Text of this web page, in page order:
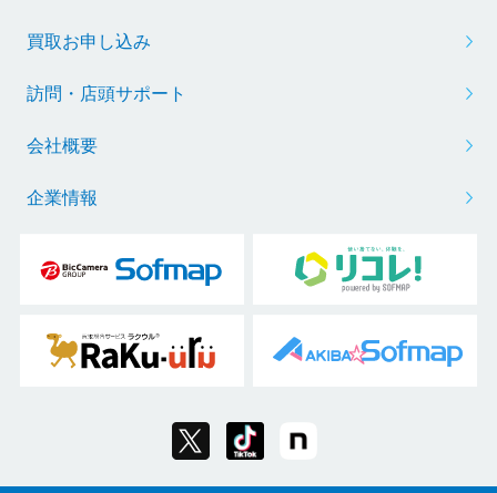
買取お申し込み
訪問・店頭サポート
会社概要
企業情報